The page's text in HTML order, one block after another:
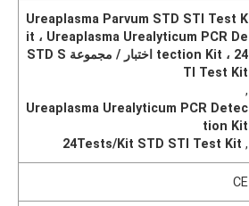
Ureaplasma Parvum STD STI Test K
it ، Ureaplasma Urealyticum PCR De
tection Kit ، 24 اختبار / مجموعة STD S
TI Test Kit
,
Ureaplasma Urealyticum PCR Detec
tion Kit
,
24Tests/Kit STD STI Test Kit
CE